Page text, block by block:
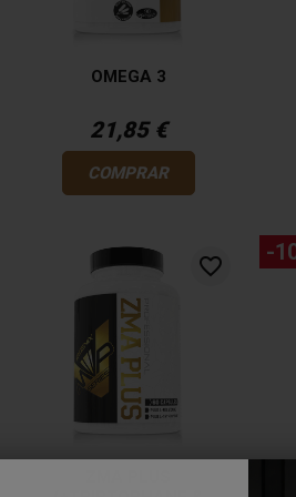
OMEGA 3
21,85 €
COMPRAR
favorite_border
-